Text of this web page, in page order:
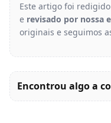
Este artigo foi
e revisado por nossa
originais e seguimos
Encontrou algo a